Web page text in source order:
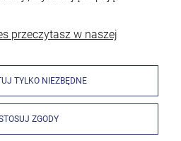
przeczytasz w naszej
TYLKO NIEZBĘDNE
ZGODY